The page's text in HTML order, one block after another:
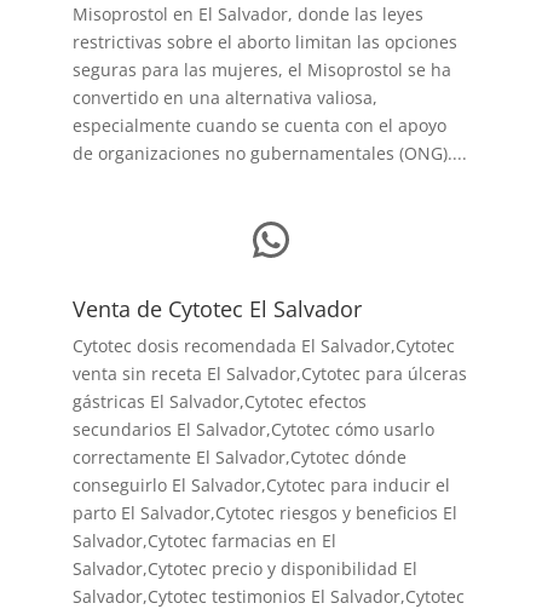
Misoprostol en El Salvador, donde las leyes
restrictivas sobre el aborto limitan las opciones
seguras para las mujeres, el Misoprostol se ha
convertido en una alternativa valiosa,
especialmente cuando se cuenta con el apoyo
de organizaciones no gubernamentales (ONG)....
WhatsApp
Venta de Cytotec El Salvador
Cytotec dosis recomendada El Salvador,Cytotec
venta sin receta El Salvador,Cytotec para úlceras
gástricas El Salvador,Cytotec efectos
secundarios El Salvador,Cytotec cómo usarlo
correctamente El Salvador,Cytotec dónde
conseguirlo El Salvador,Cytotec para inducir el
parto El Salvador,Cytotec riesgos y beneficios El
Salvador,Cytotec farmacias en El
Salvador,Cytotec precio y disponibilidad El
Salvador,Cytotec testimonios El Salvador,Cytotec